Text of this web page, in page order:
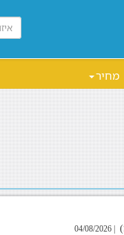
מחיר
| 04/08/2026